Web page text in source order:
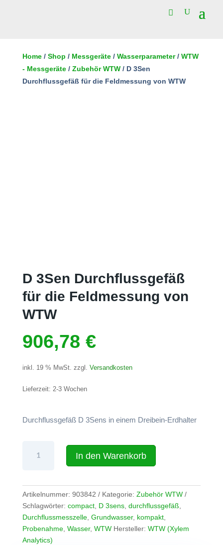
Durchflussgefäß
In den Warenkorb
Home/ Shop / Messgeräte/ Wasserparameter/ WTW
- Messgeräte/ Zubehör WTW/ D 3Sen
Durchflussgefäß für die Feldmessung von WTW
D 3Sen Durchflussgefäß
für die Feldmessung von
WTW
906,78 €
inkl. 19 % MwSt. zzgl. Versandkosten
Lieferzeit: 2-3 Wochen
Durchflussgefäß D 3Sens in einem Dreibein-Erdhalter
3Sen
Durchflussgefäß
die
Feldmessung
von
WTW
Menge
In den Warenkorb
Artikelnummer: 903842 Kategorie: Zubehör WTW
Schlagwörter: compact, D 3sens, durchflussgefäß,
Durchflussmesszelle, Grundwasser, kompakt,
Probenahme, Wasser, WTW Hersteller: WTW (Xylem
Analytics)